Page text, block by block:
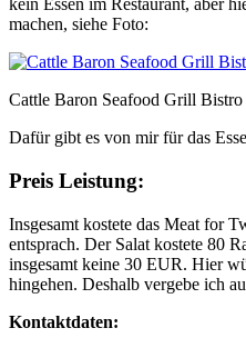
kein Essen im Restaurant, aber
machen, siehe Foto:
Cattle Baron Seafood Grill
Dafür gibt es von mir für das
Preis Leistung:
Insgesamt kostete das Meat for
entsprach. Der Salat kostete 80
insgesamt keine 30 EUR. Hier
hingehen. Deshalb vergebe ich
Kontaktdaten: